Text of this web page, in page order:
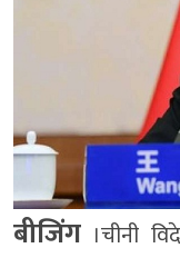
बीजिंग ।चीनी